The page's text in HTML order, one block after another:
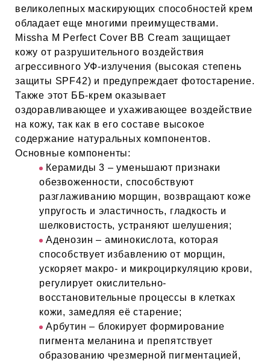
ТЕЙПЫ
keyboard_arrow_right
keyboard_arrow_right
keyboard_arrow_right
великолепных маскирующих способностей крем
обладает еще многими преимуществами.
Missha M Perfect Cover BB Cream защищает
кожу от разрушительного воздействия
агрессивного УФ-излучения (высокая степень
защиты SPF42) и предупреждает фотостарение.
Также этот ББ-крем оказывает
оздоравливающее и ухаживающее воздействие
на кожу, так как в его составе высокое
содержание натуральных компонентов.
Основные компоненты:
Керамиды 3 – уменьшают признаки
обезвоженности, способствуют
разглаживанию морщин, возвращают коже
упругость и эластичность, гладкость и
шелковистость, устраняют шелушения;
Аденозин – аминокислота, которая
способствует избавлению от морщин,
ускоряет макро- и микроциркуляцию крови,
регулирует окислительно-
восстановительные процессы в клетках
кожи, замедляя её старение;
Арбутин – блокирует формирование
пигмента меланина и препятствует
образованию чрезмерной пигментацией,